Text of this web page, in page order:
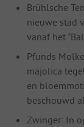
Brühlsche
nieuwe stad
vanaf het
Pfunds
majolica
en
beschouwd
Zwinger: In